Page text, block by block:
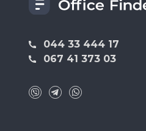
044 33 444 17
067 41 373 03